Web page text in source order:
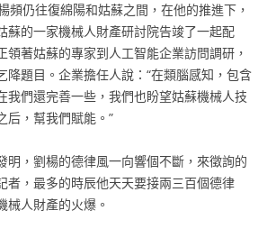
頻仍往復綿陽和姑蘇之間，在他的推進下，
蘇的一家機械人財產研討院告竣了一起配
領著姑蘇的專家到人工智能企業訪問調研，
降題目。企業擔任人說：“在類腦感知，包含
我們還完善一些，我們也盼望姑蘇機械人技
后，幫我們賦能。”
明，劉楊的德律風一向響個不斷，來徵詢的
者，最多的時辰他天天要接兩三百個德律
械人財產的火爆。